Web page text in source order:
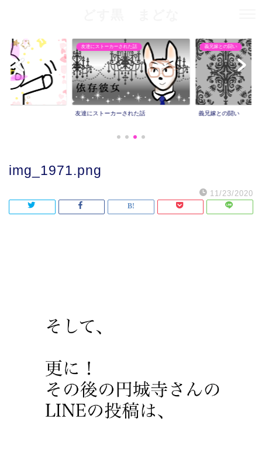
友達にストーカーされた話
友達にストーカーされた話
義兄嫁との闘い
義兄嫁との闘い
img_1971.png
11/23/2020